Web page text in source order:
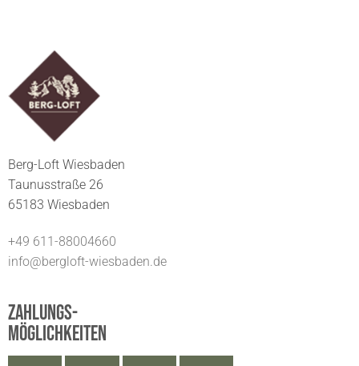
Berg-Loft Wiesbaden
Taunusstraße 26
65183 Wiesbaden
+49 611-88004660
info@bergloft-wiesbaden.de
Zahlungs-
möglichkeiten